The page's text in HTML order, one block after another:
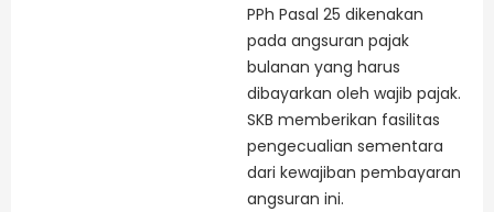
PPh Pasal 25 dikenakan
pada angsuran pajak
bulanan yang harus
dibayarkan oleh wajib pajak.
SKB memberikan fasilitas
pengecualian sementara
dari kewajiban pembayaran
angsuran ini.